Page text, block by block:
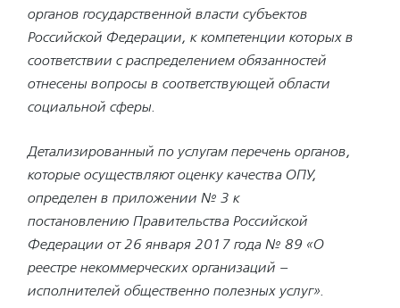
органов государственной власти субъектов
Российской Федерации, к компетенции которых в
соответствии с распределением обязанностей
отнесены вопросы в соответствующей области
социальной сферы.
Детализированный по услугам перечень органов,
которые осуществляютоценку качества ОПУ,
определен в приложении № 3 к
постановлению Правительства Российской
Федерации от 26 января 2017 года № 89 «О
реестре некоммерческих организаций –
исполнителей общественно полезных услуг».